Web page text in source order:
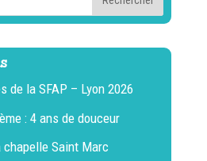
de la SFAP – Lyon 2026
: 4 ans de douceur
chapelle Saint Marc